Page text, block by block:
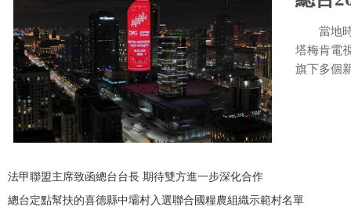
當地時
塔梅肯電
旗下多個
法甲聯盟主席致函總台台長 期待雙方進一步深化合作
總台定點幫扶的喜德縣中壩村入選聯合國糧農組織示範村名單